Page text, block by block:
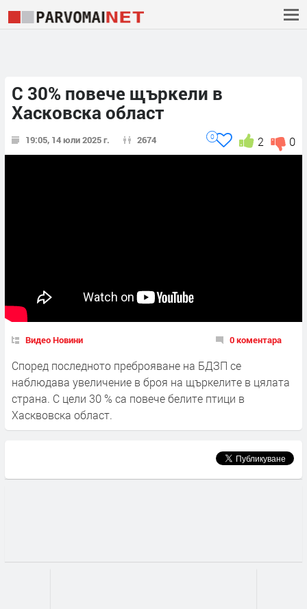
С 30% повече щъркели в
Хасковска област
19:05, 14 юли 2025 г. 2674 0
2
0
Видео Новини 0 коментара
Според последното преброяване на БДЗП се
наблюдава увеличение в броя на щъркелите в цялата
страна. С цели 30 % са повече белите птици в
Хасквовска област.